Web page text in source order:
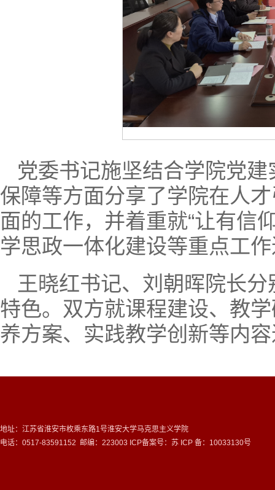
党委书记施坚结合学院党
保障等方面分享了学院在人
面的工作，并着重就“让有信
学思政一体化建设等重点工
王晓红书记、刘朝晖院长
特色。双方就课程建设、教
养方案、实践教学创新等内
地址：江苏省淮安市枚乘东路1号淮安大学马克思主义学院
电话：0517-83591152 邮编：223003 ICP备案号： 苏 ICP 备：10033130号